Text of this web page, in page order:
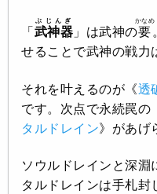
「 武神器
ぶじんぎ
」は武神の要
かなめ
せることで武神の戦力
それを叶えるのが《透
です。次点で永続罠の
タルドレイン》があげ
ソウルドレインと深淵
タルドレインは手札封